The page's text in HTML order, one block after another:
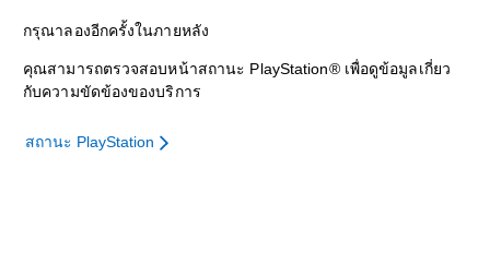
กรุณาลองอีกครั้งในภายหลัง
คุณสามารถตรวจสอบหน้าสถานะ PlayStation® เพื่อดูข้อมูลเกี่ยว
กับความขัดข้องของบริการ
สถานะ PlayStation